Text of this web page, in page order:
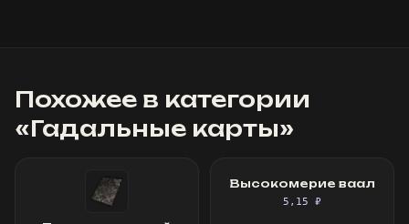
Похожее в категории
«Гадальные карты»
Высокомерие ваал
5,15 ₽